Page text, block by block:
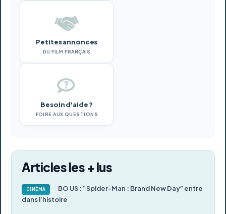
Petites annonces
DU FILM FRANÇAIS
Besoin d'aide ?
FOIRE AUX QUESTIONS
Articles les + lus
CINÉMA
BO US : “Spider-Man : Brand New Day” entre
dans l’histoire